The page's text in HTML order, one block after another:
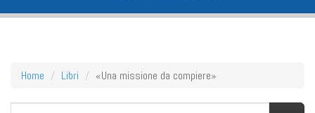
Home Libri «Una missione da compiere»